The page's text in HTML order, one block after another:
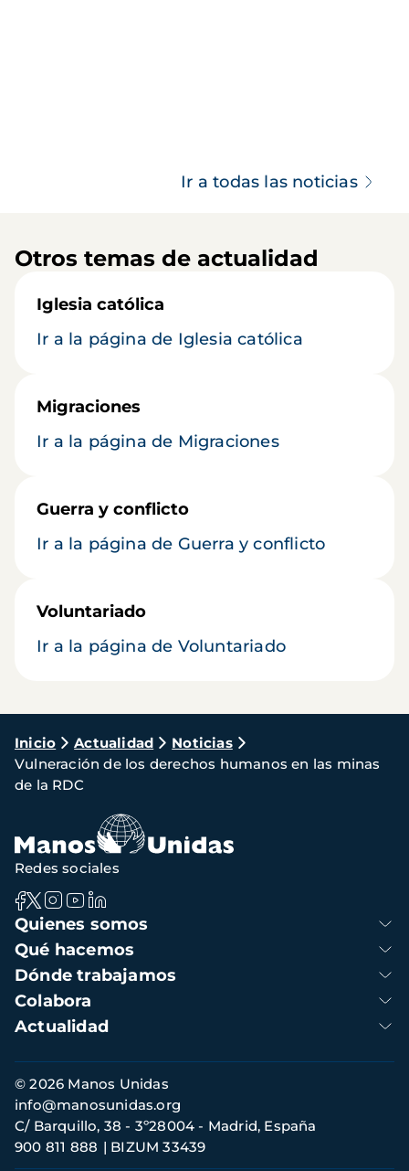
Ir a todas las noticias
Otros temas de actualidad
Iglesia católica
Ir a la página de Iglesia católica
Migraciones
Ir a la página de Migraciones
Guerra y conflicto
Ir a la página de Guerra y conflicto
Voluntariado
Ir a la página de Voluntariado
Ruta
de
navegación
Inicio Actualidad
Noticias
Vulneración de los derechos humanos en las minas
de la RDC
Navegación
principal
Quienes somos
Qué hacemos
Dónde trabajamos
Colabora
Actualidad
Redes sociales
Información
de
contacto
© 2026 Manos Unidas
C/ Barquillo, 38 - 3º28004 - Madrid, España
900 811 888
BIZUM 33439
info@manosunidas.org